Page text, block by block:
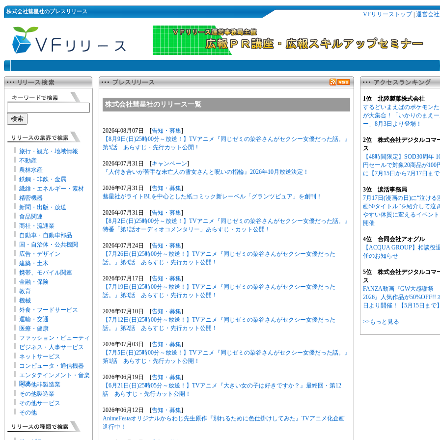
株式会社彗星社のプレスリリース VFリリーストップ| 運営会社
旅行・観光・地域情報
不動産
農林水産
鉄鋼・非鉄・金属
繊維・エネルギー・素材
精密機器
新聞・出版・放送
食品関連
商社・流通業
自動車・自動車部品
国・自治体・公共機関
広告・デザイン
建築・土木
携帯、モバイル関連
金融・保険
教育
機械
外食・フードサービス
運輸・交通
医療・健康
ファッション・ビューティ
ー
ビジネス・人事サービス
ネットサービス
コンピュータ・通信機器
エンタテインメント・音楽
関連
その他非製造業
その他製造業
その他サービス
その他
株式会社彗星社のリリース一覧
2026年08月07日 [告知・募集]
【8月9日(日)25時00分～放送！】TVアニメ『同じゼミの染谷さんがセクシー女優だった話。』
第5話 あらすじ・先行カット公開！
2026年07月31日 [キャンペーン]
『人付き合いが苦手な未亡人の雪女さんと呪いの指輪』2026年10月放送決定！
2026年07月31日 [告知・募集]
彗星社がライトBLを中心とした紙コミック新レーベル「グランツピュア」を創刊！
2026年07月31日 [告知・募集]
【8月2日(日)25時00分～放送！】TVアニメ『同じゼミの染谷さんがセクシー女優だった話。』
特番「第1話オーディオコメンタリー」あらすじ・カット公開！
2026年07月24日 [告知・募集]
【7月26日(日)25時00分～放送！】TVアニメ『同じゼミの染谷さんがセクシー女優だった
話。』第4話 あらすじ・先行カット公開！
2026年07月17日 [告知・募集]
【7月19日(日)25時00分～放送！】TVアニメ『同じゼミの染谷さんがセクシー女優だった
話。』第3話 あらすじ・先行カット公開！
2026年07月10日 [告知・募集]
【7月12日(日)25時00分～放送！】TVアニメ『同じゼミの染谷さんがセクシー女優だった
話。』第2話 あらすじ・先行カット公開！
2026年07月03日 [告知・募集]
【7月5日(日)25時00分～放送！】TVアニメ『同じゼミの染谷さんがセクシー女優だった話。』
第1話 あらすじ・先行カット公開！
2026年06月19日 [告知・募集]
【6月21日(日)25時05分～放送！】TVアニメ『大きい女の子は好きですか？』最終回・第12
話 あらすじ・先行カット公開！
2026年06月12日 [告知・募集]
AnimeFestaオリジナルからわじ先生原作『別れるために色仕掛けしてみた』TVアニメ化企画
進行中！
1位 北陸製菓株式会社
するどいまえばのポケモン
が大集合！「いかりのまえ
ー」8月3日より登場！
2位 株式会社デジタルコマ
ス
【48時間限定】SOD30周年
円セールで対象20商品が100
に【7月15日から7月17日まで
3位 涙活事務局
7月17日(漫画の日)に“泣ける
画50タイトル”を紹介して泣
やすい体質に変えるイベン
開催
4位 合同会社アオグル
【ACQUA GROUP】相談役
任のお知らせ
5位 株式会社デジタルコマ
ス
FANZA動画『GW大感謝祭
2026』人気作品が50%OFF!!
日より開催！【5月15日まで】
>>もっと見る